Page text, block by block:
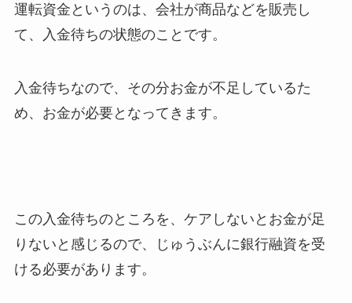
運転資金というのは、会社が商品などを販売し
て、入金待ちの状態のことです。
入金待ちなので、その分お金が不足しているた
め、お金が必要となってきます。
この入金待ちのところを、ケアしないとお金が足
りないと感じるので、じゅうぶんに銀行融資を受
ける必要があります。